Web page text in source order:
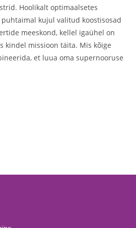
Hoolikalt optimaalsetes
kujul valitud koostisosad
meeskond, kellel igaühel on
kindel missioon täita. Mis kõige
et luua oma supernooruse